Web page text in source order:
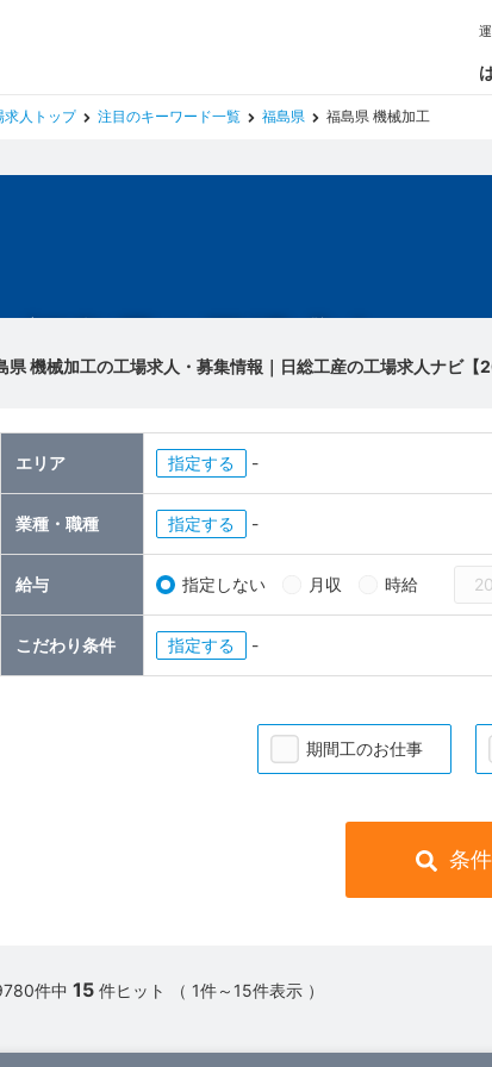
求人トップ 注目のキーワード一覧 福島県 福島県 機械加工
県 機械加工の工場求人・募集情報｜日総工産の工場求人ナビ【
エリア 指定 -
業種・職種 指定 -
給与 指定しない 月収 時給
こだわり条件 指定 -
期間工のお仕事
条
件中 15 件ヒット （ 1件～15件表示 ）